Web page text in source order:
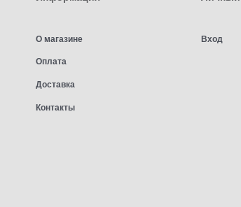
О магазине
Оплата
Доставка
Контакты
Вход